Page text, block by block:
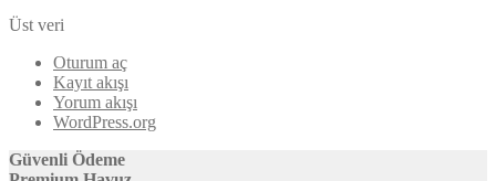
Üst veri
Oturum aç
Kayıt akışı
Yorum akışı
WordPress.org
Güvenli Ödeme